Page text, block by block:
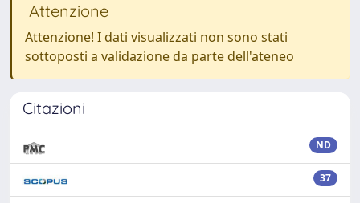
Attenzione
Attenzione! I dati visualizzati non sono stati
sottoposti a validazione da parte dell'ateneo
Citazioni
ND
37